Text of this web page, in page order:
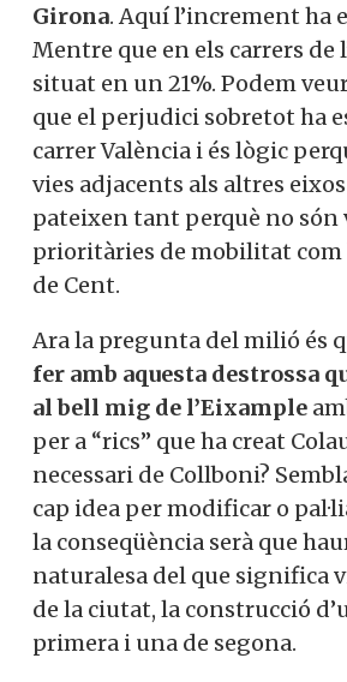
Girona. Aquí l’increment ha
Mentre que en els carrers de
situat en un 21%. Podem
que el perjudici sobretot ha
carrer València i és lògic
vies adjacents als altres
pateixen tant perquè no són
prioritàries de mobilitat com
de Cent.
Ara la pregunta del milió és
fer amb aquesta destrossa
al bell mig de l’Eixample
per a “rics” que ha creat
necessari de Collboni?
cap idea per modificar o
la conseqüència serà que
naturalesa del que significa
de la ciutat, la construcció
primera i una de segona.